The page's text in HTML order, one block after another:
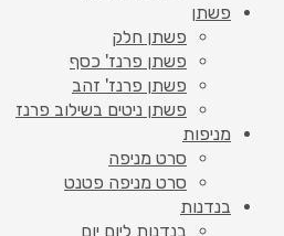
פשתן
פשתן חלק
פשתן פרנז' כסף
פשתן פרנז' זהב
פשתן ניטים בשילוב פרנז
מניפות
סרט מניפה
סרט מניפה פטנט
בנדנות
בנדנות ליום יום